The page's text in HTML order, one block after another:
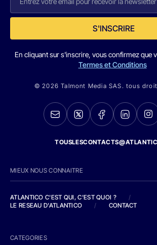
S'INSCRIRE
En cliquant sur s'inscrire, vous confirmez que
Termes et Conditions
© 2026 Talmont Media SAS. tous
MIEUX NOUS CONNAITRE
ATLANTICO C'EST QUI, C'EST QUOI ?
/
LE RESEAU D'ATLANTICO
/ CONTACT
CATEGORIES